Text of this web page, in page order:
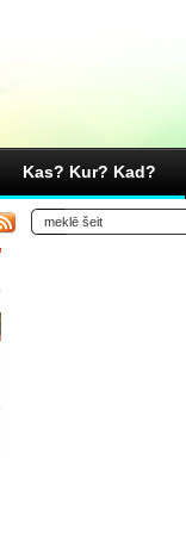
Kas? Kur? Kad?